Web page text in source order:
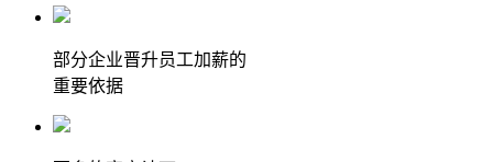
部分企业晋升员工加薪的
重要依据